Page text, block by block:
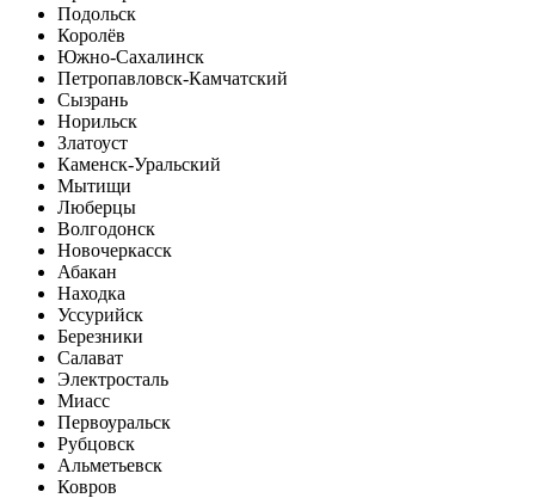
Подольск
Королёв
Южно-Сахалинск
Петропавловск-Камчатский
Сызрань
Норильск
Златоуст
Каменск-Уральский
Мытищи
Люберцы
Волгодонск
Новочеркасск
Абакан
Находка
Уссурийск
Березники
Салават
Электросталь
Миасс
Первоуральск
Рубцовск
Альметьевск
Ковров